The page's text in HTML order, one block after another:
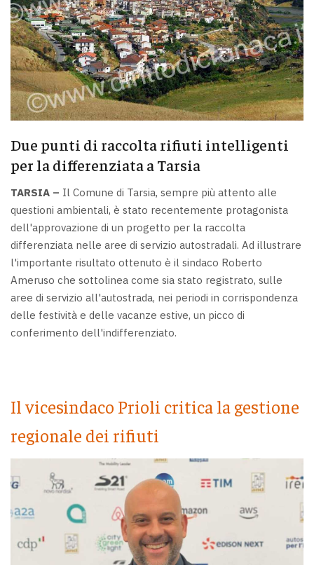
Due punti di raccolta rifiuti intelligenti
per la differenziata a Tarsia
TARSIA – Il Comune di Tarsia, sempre più attento alle
questioni ambientali, è stato recentemente protagonista
dell'approvazione di un progetto per la raccolta
differenziata nelle aree di servizio autostradali. Ad illustrare
l'importante risultato ottenuto è il sindaco Roberto
Ameruso che sottolinea come sia stato registrato, sulle
aree di servizio all'autostrada, nei periodi in corrispondenza
delle festività e delle vacanze estive, un picco di
conferimento dell'indifferenziato.
Il vicesindaco Prioli critica la gestione
regionale dei rifiuti